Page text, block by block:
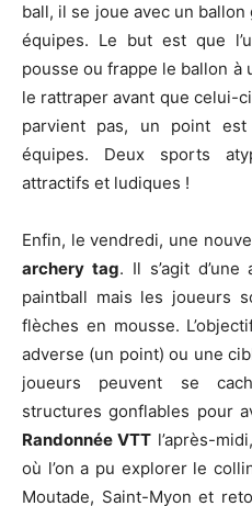
ball, il se joue avec un
équipes. Le but est que
pousse ou frappe le ballon
le rattraper avant que celui-
parvient pas, un point
équipes. Deux sports
attractifs et ludiques !
Enfin, le vendredi, une
archery tag. Il s’agit
paintball mais les joueurs
flèches en mousse.
adverse (un point) ou une
joueurs peuvent se
structures gonflables pour
Randonnée VTT l’après-
où l’on a pu explorer le
Moutade, Saint-Myon et